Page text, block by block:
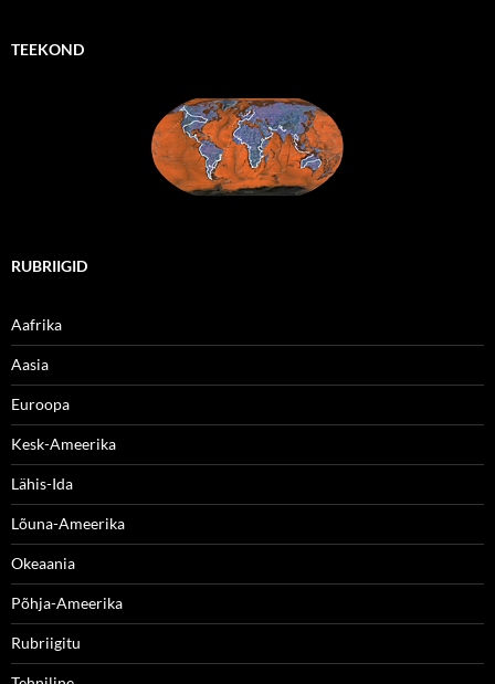
TEEKOND
RUBRIIGID
Aafrika
Aasia
Euroopa
Kesk-Ameerika
Lähis-Ida
Lõuna-Ameerika
Okeaania
Põhja-Ameerika
Rubriigitu